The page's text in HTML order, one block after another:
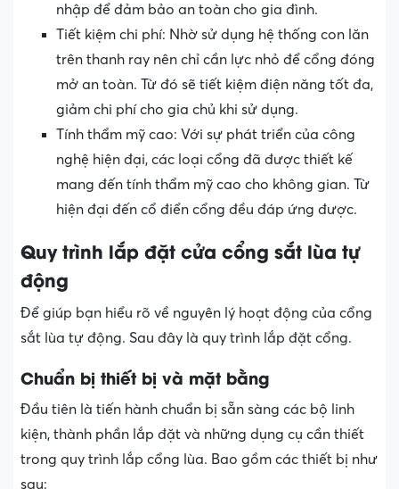
nhập để đảm bảo an toàn cho gia đình.
Tiết kiệm chi phí: Nhờ sử dụng hệ thống con lăn
trên thanh ray nên chỉ cần lực nhỏ để cổng đóng
mở an toàn. Từ đó sẽ tiết kiệm điện năng tốt đa,
giảm chi phí cho gia chủ khi sử dụng.
Tính thẩm mỹ cao: Với sự phát triển của công
nghệ hiện đại, các loại cổng đã được thiết kế
mang đến tính thẩm mỹ cao cho không gian. Từ
hiện đại đến cổ điển cổng đều đáp ứng được.
Quy trình lắp đặt cửa cổng sắt lùa tự
động
Để giúp bạn hiểu rõ về nguyên lý hoạt động của cổng
sắt lùa tự động. Sau đây là quy trình lắp đặt cổng.
Chuẩn bị thiết bị và mặt bằng
Đầu tiên là tiến hành chuẩn bị sẵn sàng các bộ linh
kiện, thành phần lắp đặt và những dụng cụ cần thiết
trong quy trình lắp cổng lùa. Bao gồm các thiết bị như
sau: